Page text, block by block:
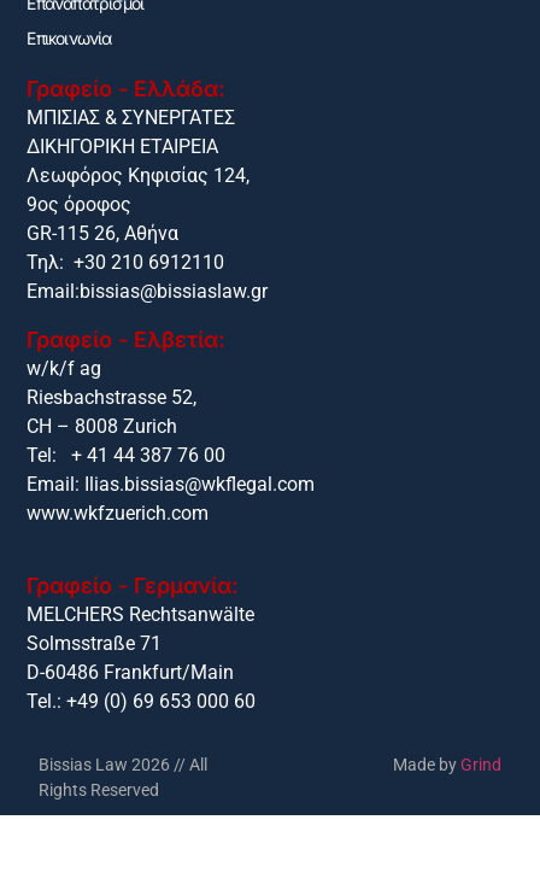
Επικοινωνία
Γραφείο - Ελλάδα:
ΜΠΙΣΙΑΣ & ΣΥΝΕΡΓΑΤΕΣ
ΔΙΚΗΓΟΡΙΚΗ ΕΤΑΙΡΕΙΑ
Λεωφόρος Κηφισίας 124,
9ος όροφος
GR-115 26, Αθήνα
Τηλ: +30 210 6912110
Email:bissias@bissiaslaw.gr
Γραφείο - Ελβετία:
w/k/f ag
Riesbachstrasse 52,
CH – 8008 Zurich
Tel: + 41 44 387 76 00
Email: Ilias.bissias@wkflegal.com
www.wkfzuerich.com
Γραφείο - Γερμανία:
MELCHERS Rechtsanwälte
Solmsstraße 71
D-60486 Frankfurt/Main
Tel.: +49 (0) 69 653 000 60
Bissias Law 2026 // All
Rights Reserved
Made byGrind